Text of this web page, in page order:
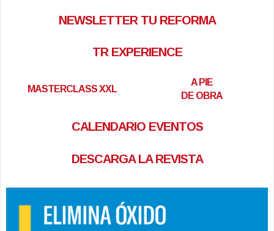
NEWSLETTER TU REFORMA
TR EXPERIENCE
MASTERCLASS XXL
A PIE
DE OBRA
CALENDARIO EVENTOS
DESCARGA LA REVISTA